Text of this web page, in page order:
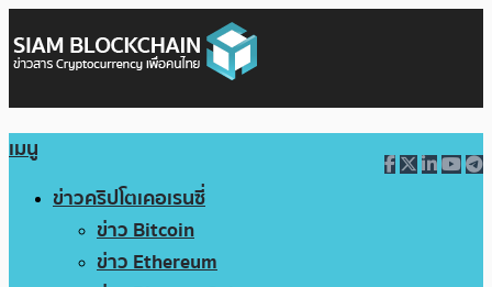
เมนู
ข่าวคริปโตเคอเรนซี่
ข่าว Bitcoin
ข่าว Ethereum